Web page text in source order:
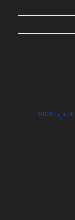
- 12002